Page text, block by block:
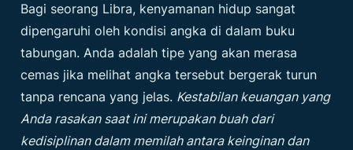
Bagi seorang Libra, kenyamanan hidup sangat
dipengaruhi oleh kondisi angka di dalam buku
tabungan. Anda adalah tipe yang akan merasa
cemas jika melihat angka tersebut bergerak turun
tanpa rencana yang jelas. Kestabilan keuangan yang
Anda rasakan saat ini merupakan buah dari
kedisiplinan dalam memilah antara keinginan dan